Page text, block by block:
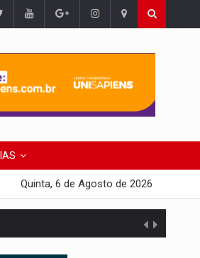
Quinta, 6 de Agosto de 2026